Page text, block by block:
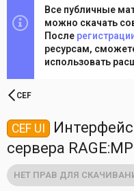
Все публичные
можно скачать
После
ресурсам,
использовать
CEF
CEF UI
сервера RAGE:MP
НЕТ ПРАВ ДЛЯ